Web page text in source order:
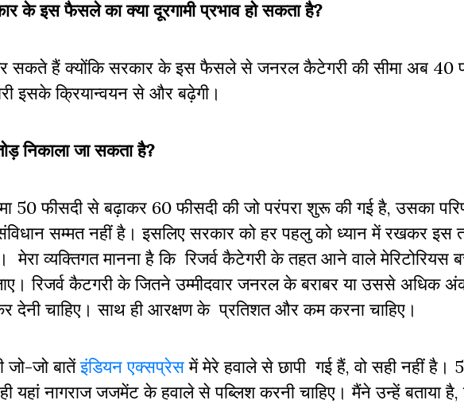
के इस फैसले का क्या दूरगामी प्रभाव हो सकता है?
सकते हैं क्योंकि सरकार के इस फैसले से जनरल कैटेगरी की सीमा अब 40
इसके क्रियान्वयन से और बढ़ेगी।
निकाला जा सकता है?
50 फीसदी से बढ़ाकर 60 फीसदी की जो परंपरा शुरू की गई है, उसका
सम्मत नहीं है। इसलिए सरकार को हर पहलु को ध्यान में रखकर इस
मेरा व्यक्तिगत मानना है कि रिजर्व कैटेगरी के तहत आने वाले मेरिटोरियस
रिजर्व कैटगरी के जितने उम्मीदवार जनरल के बराबर या उससे अधिक
देनी चाहिए। साथ ही आरक्षण के प्रतिशत और कम करना चाहिए।
जो-जो बातेंइंडियन एक्सप्रेसमें मेरे हवाले से छापी गई हैं, वो सही नहीं है।
यहां नागराज जजमेंट के हवाले से पब्लिश करनी चाहिए। मैंने उन्हें बताया है,